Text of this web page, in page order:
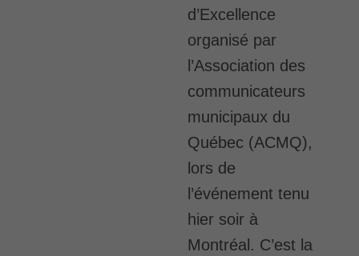
d’Excellence
organisé par
l’Association des
communicateurs
municipaux du
Québec (ACMQ),
lors de
l’événement tenu
hier soir à
Montréal. C’est la